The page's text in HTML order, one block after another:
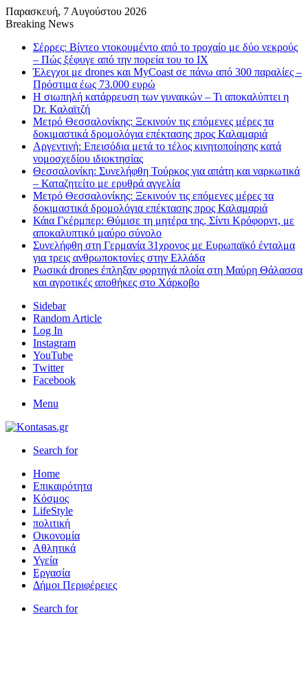
Παρασκευή, 7 Αυγούστου 2026
Breaking News
Σέρρες: Βίντεο ντοκουμέντο από το τροχαίο με δύο νεκρούς
– Πώς ξέφυγε από την πορεία του το ΙΧ
Έλεγχοι με drones και MyCoast σε πάνω από 300 παραλίες –
Πρόστιμα έως 73.000 ευρώ
Η σιωπηλή κατάρρευση των γυναικών – Τι αποκαλύπτει η
Dr. Καλαϊτζή
Μετρό Θεσσαλονίκης: Ξεκινούν τις επόμενες μέρες τα
δοκιμαστικά δρομολόγια επέκτασης προς Καλαμαριά
Αργεντινή: Επεισόδια μετά το τέλος κινητοποίησης κατά
νομοσχεδίου ιδιοκτησίας
Θεσσαλονίκη: Συνελήφθη Τούρκος για απάτη και ναρκωτικά
– Καταζητείτο με ερυθρά αγγελία
Μετρό Θεσσαλονίκης: Ξεκινούν τις επόμενες μέρες τα
δοκιμαστικά δρομολόγια επέκτασης προς Καλαμαριά
Κάια Γκέρμπερ: Θύμισε τη μητέρα της, Σίντι Κρόφορντ, με
αποκαλυπτικό μαύρο σύνολο
Συνελήφθη στη Γερμανία 31χρονος με Ευρωπαϊκό ένταλμα
για τρεις ανθρωποκτονίες στην Ελλάδα
Ρωσικά drones έπληξαν φορτηγά πλοία στη Μαύρη Θάλασσα
και αγροτικές αποθήκες στο Χάρκοβο
Sidebar
Random Article
Log In
Instagram
YouTube
Twitter
Facebook
Menu
Search for
Home
Επικαιρότητα
Κόσμος
LifeStyle
πολιτική
Οικονομία
Αθλητικά
Υγεία
Εργασία
Δήμοι Περιφέρειες
Search for